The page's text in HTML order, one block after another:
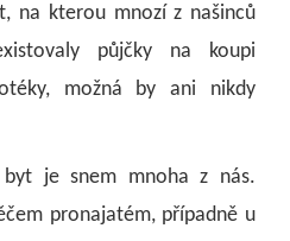
na kterou mnozí z našinců
půjčky na koupi
možná by ani nikdy
je snem mnoha z nás.
pronajatém, případně u